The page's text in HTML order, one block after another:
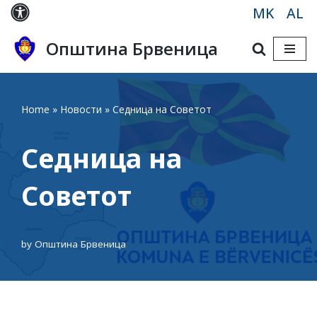
Skip
to
content
MK AL
Општина Брвеница
Home » Новости » Седница на Советот
Седница на
Советот
by Општина Брвеница